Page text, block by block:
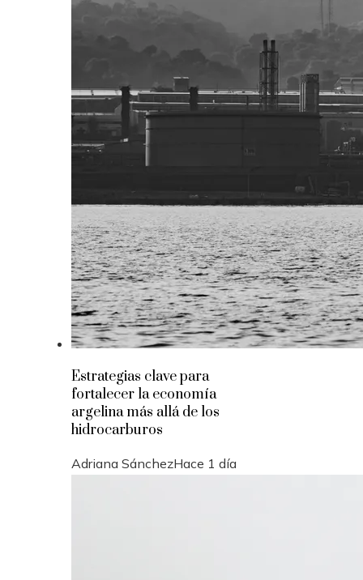
Estrategias clave para
fortalecer la economía
argelina más allá de los
hidrocarburos
Adriana SánchezHace 1 día